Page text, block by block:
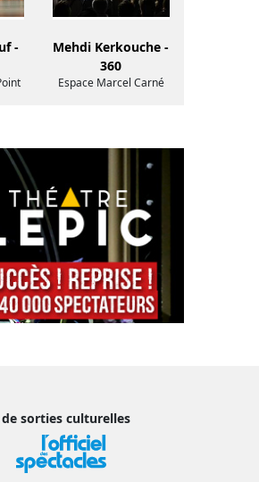
-
Mehdi Kerkouche -
360
Espace Marcel Carné
de sorties culturelles